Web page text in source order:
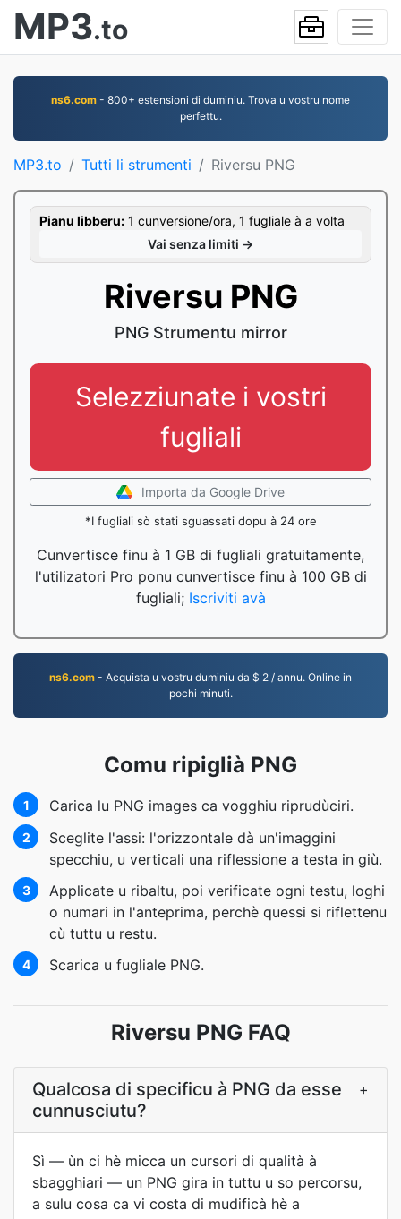
MP3.to
ns6.com - 800+ estensioni di duminiu. Trova u vostru nome
perfettu.
MP3.to Tutti li strumenti Riversu PNG
Pianu libberu: 1 cunversione/ora, 1 fugliale à a volta
Vai senza limiti →
Riversu PNG
PNG Strumentu mirror
Selezziunate i vostri
fugliali
Importa da Google Drive
*I fugliali sò stati sguassati dopu à 24 ore
Cunvertisce finu à 1 GB di fugliali gratuitamente,
l'utilizatori Pro ponu cunvertisce finu à 100 GB di
fugliali; Iscriviti avà
ns6.com - Acquista u vostru duminiu da $ 2 / annu. Online in
pochi minuti.
Comu ripiglià PNG
1 Carica lu PNG images ca vogghiu riprudùciri.
2
Sceglite l'assi: l'orizzontale dà un'imaggini
specchiu, u verticali una riflessione a testa in giù.
3
Applicate u ribaltu, poi verificate ogni testu, loghi
o numari in l'anteprima, perchè quessi si riflettenu
cù tuttu u restu.
4 Scarica u fugliale PNG.
Riversu PNG FAQ
Qualcosa di specificu à PNG da esse
cunnusciutu?
+
Sì — ùn ci hè micca un cursori di qualità à
sbagghiari — un PNG gira in tuttu u so percorsu,
a sulu cosa ca vi costa di mudificà hè a